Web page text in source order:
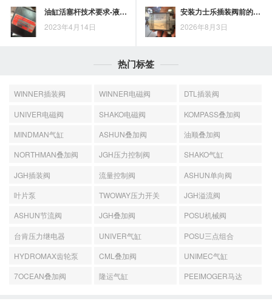
油缸活塞杆技术要求-液压缸活塞杆加工工艺
2023年4月14日
安装力士乐插装阀前的三项核对：插孔尺寸、密封状态与油路方向
2026年8月3日
热门标签
WINNER插装阀 WINNER电磁阀
DTL插装阀
UNIVER电磁阀
SHAKO电磁阀
KOMPASS叠加阀
MINDMAN气缸
ASHUN叠加阀
油顺叠加阀
NORTHMAN叠加阀
JGH压力控制阀
SHAKO气缸
JGH插装阀
流量控制阀
ASHUN单向阀
叶片泵
TWOWAY压力开关
JGH溢流阀
ASHUN节流阀
JGH叠加阀
POSU机械阀
台肯压力继电器
UNIVER气缸
POSU三点组合
HYDROMAX齿轮泵
CML叠加阀
UNIMEC气缸
7OCEAN叠加阀
隆运气缸 PEEIMOGER马达